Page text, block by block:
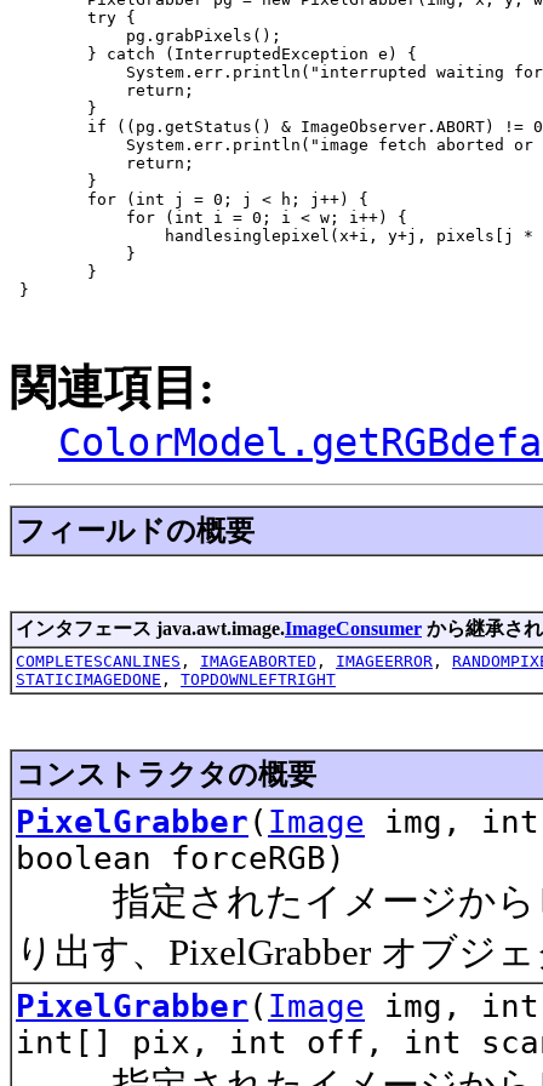
        try {
            pg.grabPixels();
        } catch (InterruptedException e) {
System.err.println("interrupted waiting
            return;
        }
if ((pg.getStatus() & ImageObserver.ABORT) !=
System.err.println("image fetch aborted or
            return;
        }
        for (int j = 0; j < h; j++) {
            for (int i = 0; i < w; i++) {
handlesinglepixel(x+i, y+j, pixels[j *
            }
        }
}
関連項目:
フィールドの概要
インタフェース java.awt.image.ImageConsumer から継承さ
COMPLETESCANLINES , IMAGEABORTED , IMAGEERROR ,
STATICIMAGEDONE , TOPDOWNLEFTRIGHT
コンストラクタの概要
PixelGrabber ( Image img,
boolean forceRGB)
指定されたイメージからピ
り出す、PixelGrabber オブジ
PixelGrabber ( Image img,
int[] pix, int off, int